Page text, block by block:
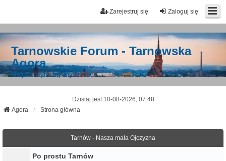
Zaloguj się
Zarejestruj się
Tarnowskie Forum - Tarnowska
Agora
Miejsce wymiany myśli i idei
Dzisiaj jest 10-08-2026, 07:48
Agora
Strona główna
Tarnów - Nasza mała Ojczyzna
Po prostu Tarnów